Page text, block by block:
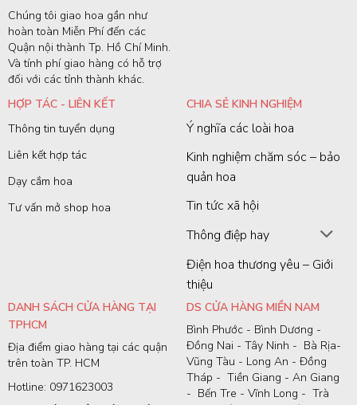
Chúng tôi giao hoa gần như
hoàn toàn Miễn Phí đến các
Quận nội thành Tp. Hồ Chí Minh.
Và tính phí giao hàng có hỗ trợ
đối với các tỉnh thành khác.
HỢP TÁC - LIÊN KẾT
Thông tin tuyển dụng
Liên kết hợp tác
Dạy cắm hoa
Tư vấn mở shop hoa
CHIA SẺ KINH NGHIỆM
Ý nghĩa các loài hoa
Kinh nghiệm chăm sóc – bảo
quản hoa
Tin tức xã hội
Thông điệp hay
Điện hoa thương yêu – Giới
thiệu
DANH SÁCH CỬA HÀNG TẠI
TPHCM
Địa điểm giao hàng tại các quận
trên toàn TP. HCM
Hotline: 0971623003
DS CỬA HÀNG MIỀN NAM
Bình Phước - Bình Dương -
Đồng Nai - Tây Ninh - Bà Rịa-
Vũng Tàu - Long An - Đồng
Tháp - Tiền Giang - An Giang
- Bến Tre - Vĩnh Long - Trà